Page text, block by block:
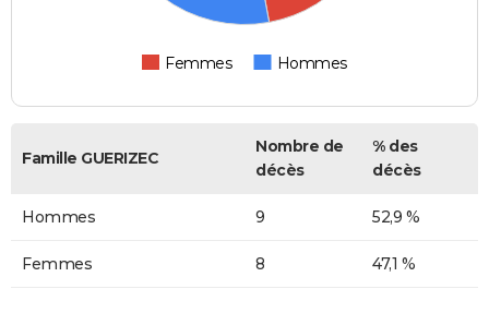
Femmes Hommes
Famille GUERIZEC
Nombre de
décès
% des
décès
Hommes 9 52,9 %
Femmes 8 47,1 %